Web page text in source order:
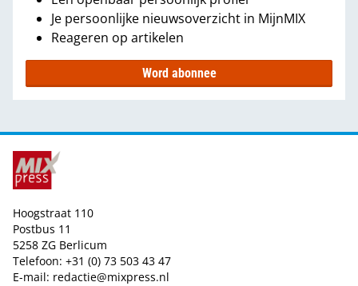
Je persoonlijke nieuwsoverzicht in MijnMIX
Reageren op artikelen
Word abonnee
Hoogstraat 110
Postbus 11
5258 ZG Berlicum
Telefoon: +31 (0) 73 503 43 47
E-mail: redactie@mixpress.nl